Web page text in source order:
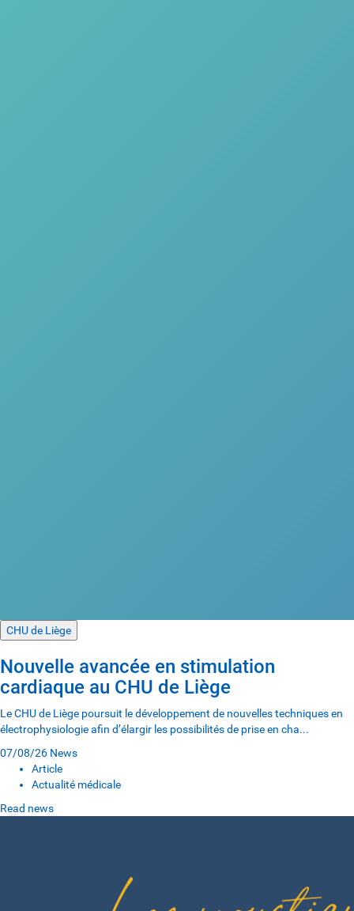
CHU de Liège
Nouvelle avancée en stimulation
cardiaque au CHU de Liège
Le CHU de Liège poursuit le développement de nouvelles techniques en
électrophysiologie afin d’élargir les possibilités de prise en cha...
07/08/26 News
Article
Actualité médicale
Read news